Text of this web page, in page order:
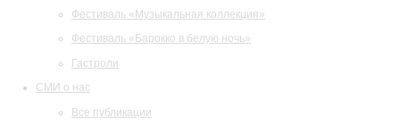
Фестиваль «Музыкальная коллекция»
Фестиваль «Барокко в белую ночь»
Гастроли
СМИ о нас
Все публикации